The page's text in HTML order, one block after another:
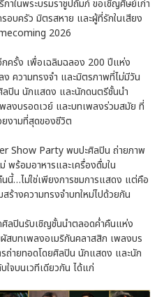
นพระบรมราชูปถัมภ์ ขอเชิญศิษย์เก่า
อบครัว มิตรสหาย และผู้ที่รักในเสียง
2026
ง เพื่อเฉลิมฉลอง 200 ปีแห่ง
ความทรงจำ และมิตรภาพที่ไม่มีวัน
ปิน นักแสดง และนักดนตรีชั้นนำ
ลงบรอดเวย์ และบทเพลงร่วมสมัย ที่
งามที่สุดของชีวิต
Party พบปะศิลปิน ถ่ายภาพ
พร้อมอาหารและเครื่องดื่มใน
นี้…ไม่ใช่เพียงการชมการแสดง แต่คือ
ร้างความทรงจำบทใหม่ไปด้วยกัน
นรับเชิญชั้นนำตลอดค่ำคืนแห่ง
สบทเพลงอเมริกันคลาสสิก เพลงบร
ถ่ายทอดโดยศิลปิน นักแสดง และนัก
ใจบนเวทีเดียวกัน ได้แก่